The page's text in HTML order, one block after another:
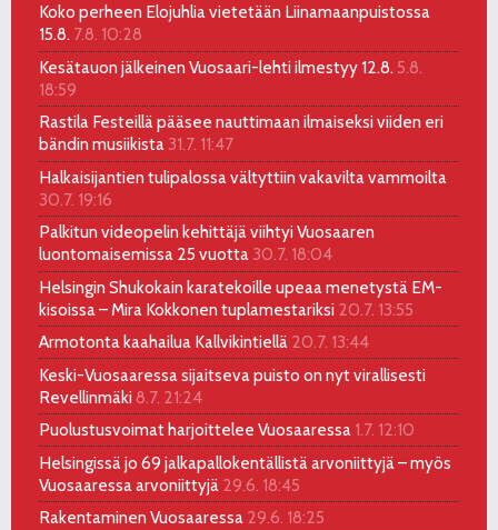
Koko perheen Elojuhlia vietetään Liinamaanpuistossa
15.8. 7.8. 10:28
Kesätauon jälkeinen Vuosaari-lehti ilmestyy 12.8. 5.8.
18:59
Rastila Festeillä pääsee nauttimaan ilmaiseksi viiden eri
bändin musiikista 31.7. 11:47
Halkaisijantien tulipalossa vältyttiin vakavilta vammoilta
30.7. 19:16
Palkitun videopelin kehittäjä viihtyi Vuosaaren
luontomaisemissa 25 vuotta 30.7. 18:04
Helsingin Shukokain karatekoille upeaa menetystä EM-
kisoissa – Mira Kokkonen tuplamestariksi 20.7. 13:55
Armotonta kaahailua Kallvikintiellä 20.7. 13:44
Keski-Vuosaaressa sijaitseva puisto on nyt virallisesti
Revellinmäki 8.7. 21:24
Puolustusvoimat harjoittelee Vuosaaressa 1.7. 12:10
Helsingissä jo 69 jalkapallokentällistä arvoniittyjä – myös
Vuosaaressa arvoniittyjä 29.6. 18:45
Rakentaminen Vuosaaressa 29.6. 18:25